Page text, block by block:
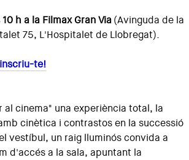
10 h a la Filmax Gran Via(Avinguda de la
75, L'Hospitalet de Llobregat).
te!
al cinema" una experiència total, la
cinètica i contrastos en la successió
vestíbul, un raig lluminós convida a
d'accés a la sala, apuntant la